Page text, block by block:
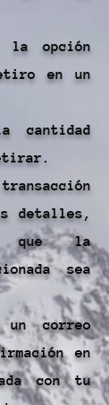
la opción
en un
cantidad
detalles,
que la
sea
un correo
en
con tu